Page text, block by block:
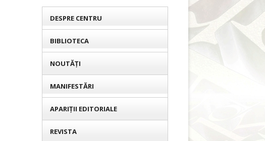
DESPRE CENTRU
BIBLIOTECA
NOUTĂȚI
MANIFESTĂRI
APARIȚII EDITORIALE
REVISTA